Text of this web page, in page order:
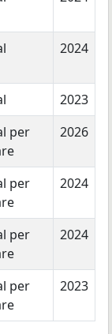
2024
2023
per
2026
per
2024
per
2024
per
2023